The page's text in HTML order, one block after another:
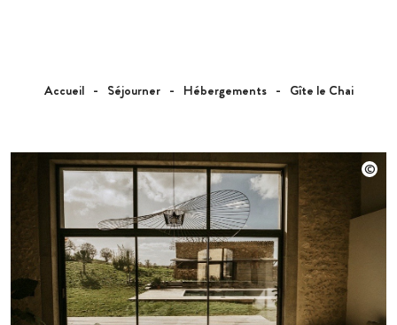
Accueil Séjourner Hébergements Gîte le Chai